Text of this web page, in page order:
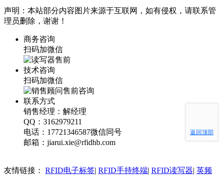
声明：本站部分内容图片来源于互联网，如有侵权，请联系管
理员删除，谢谢！
商务咨询
扫码加微信
技术咨询
扫码加微信
联系方式
销售经理：解经理
QQ：3162979211
电话：17721346587微信同号
邮箱：jiarui.xie@rfidhb.com
友情链接： RFID电子标签| RFID手持终端| RFID读写器| 英频
返回顶部